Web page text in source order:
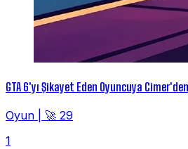
GTA 6'yı Şikayet Eden Oyuncuya
Oyun
🚀 29
1